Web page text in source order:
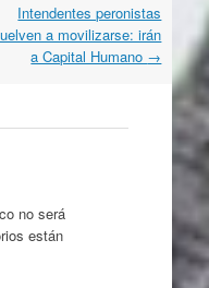
Intendentes peronistas
a movilizarse: irán
a Capital Humano →
no será
están